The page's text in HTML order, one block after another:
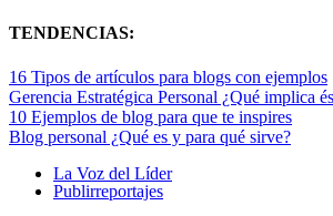
TENDENCIAS:
16 Tipos de artículos para blogs con ejemplos
Gerencia Estratégica Personal ¿Qué implica
10 Ejemplos de blog para que te inspires
Blog personal ¿Qué es y para qué sirve?
La Voz del Líder
Publirreportajes